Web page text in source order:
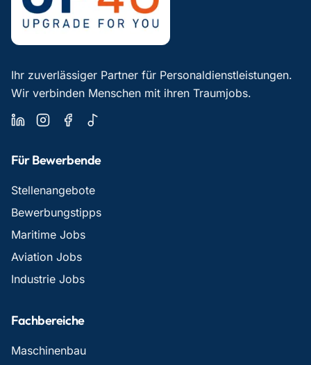
Ihr zuverlässiger Partner für Personaldienstleistungen.
Wir verbinden Menschen mit ihren Traumjobs.
Für Bewerbende
Stellenangebote
Bewerbungstipps
Maritime Jobs
Aviation Jobs
Industrie Jobs
Fachbereiche
Maschinenbau